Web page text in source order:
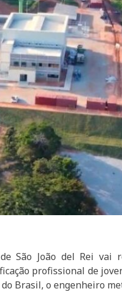
São João del Rei
profissional de
Brasil, o engenheiro